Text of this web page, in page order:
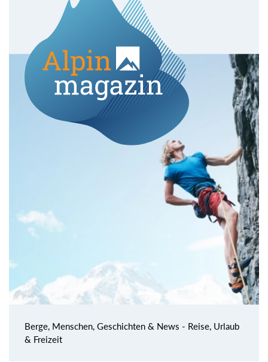
Berge, Menschen, Geschichten & News - Reise, Urlaub
& Freizeit